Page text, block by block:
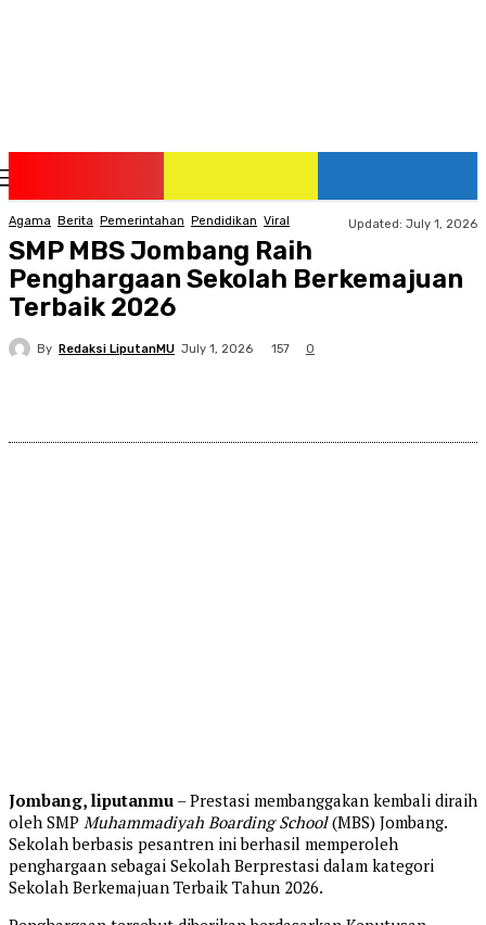
Agama Berita Pemerintahan Pendidikan Viral Updated: July 1, 2026
SMP MBS Jombang Raih
Penghargaan Sekolah Berkemajuan
Terbaik 2026
By Redaksi LiputanMU July 1, 2026 157 0
Jombang, liputanmu – Prestasi membanggakan kembali diraih
oleh SMP Muhammadiyah Boarding School(MBS) Jombang.
Sekolah berbasis pesantren ini berhasil memperoleh
penghargaan sebagai Sekolah Berprestasi dalam kategori
Sekolah Berkemajuan Terbaik Tahun 2026.